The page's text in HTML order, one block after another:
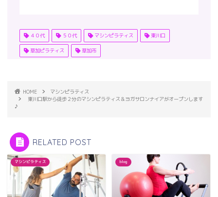
４０代 ５０代 マシンピラティス 東川口
草加ピラティス 草加市
HOME
マシンピラティス
東川口駅から徒歩２分のマシンピラティス＆ヨガサロンナイアがオープンします
♪
RELATED POST
マシンピラティス blog